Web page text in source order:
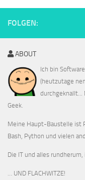
FOLGEN:
ABOUT
Ich bin
(heutzutage
durchgeknallt...
Geek.
Meine Haupt-Baustelle ist
Bash, Python und vielen
Die IT und alles
… UND FLACHWITZE!